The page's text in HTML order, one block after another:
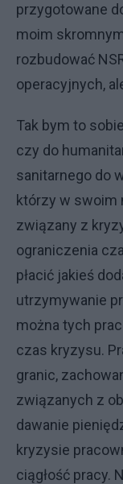
przygotowane
moim
rozbudować
operacyjnych,
Tak bym to
czy do
sanitarnego do
którzy w swoim
związany z
ograniczenia
płacić jakieś
utrzymywanie
można tych
czas kryzysu.
granic,
związanych z
dawanie
kryzysie
ciągłość pracy.